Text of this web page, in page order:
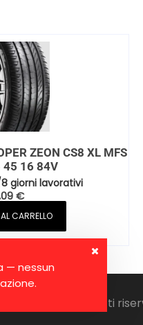
— nessun
ZEON CS8 XL MFS
45 16 84V
giorni lavorativi
€
CARRELLO
Online. Tutti i diritti